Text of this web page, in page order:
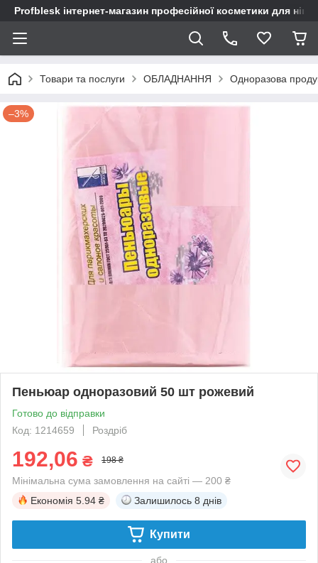
Profblesk інтернет-магазин професійної косметики для
Товари та послуги ОБЛАДНАННЯ Одноразова
–3%
Пеньюар одноразовий 50 шт рожевий
Готово до відправки
Код: 1214659
Роздріб
192,06 ₴ 198 ₴
Мінімальна сума замовлення на сайті — 200 ₴
Економія 5.94 ₴ Залишилось 8 днів
Купити
або